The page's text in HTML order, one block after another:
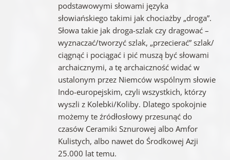
podstawowymi słowami języka
słowiańskiego takimi jak chociażby „droga”.
Słowa takie jak droga-szlak czy dragować –
wyznaczać/tworzyć szlak, „przecierać” szlak/
ciągnąć i pociągać i pić muszą być słowami
archaicznymi, a tę archaiczność widać w
ustalonym przez Niemców wspólnym słowie
Indo-europejskim, czyli wszystkich, którzy
wyszli z Kolebki/Koliby. Dlatego spokojnie
możemy te źródłosłowy przesunąć do
czasów Ceramiki Sznurowej albo Amfor
Kulistych, albo nawet do Środkowej Azji
25.000 lat temu.